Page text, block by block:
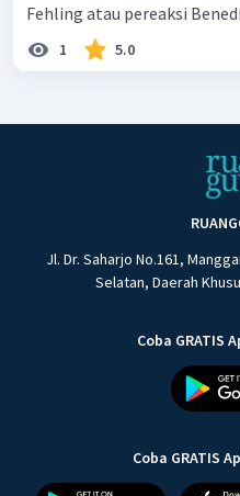
Fehling atau pereaksi
1 5.0
Jl. Dr. Saharjo No.161,
Selatan, Daerah
Coba GRATIS
Coba GRATIS